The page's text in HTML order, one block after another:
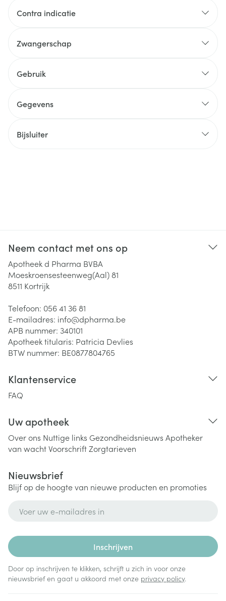
Contra indicatie
Zwangerschap
Gebruik
Gegevens
Bijsluiter
Neem contact met ons op
Apotheek d Pharma BVBA
Moeskroensesteenweg(Aal) 81
8511 Kortrijk
Telefoon: 056 41 36 81
E-mailadres: info@dpharma.be
APB nummer: 340101
Apotheek titularis: Patricia Devlies
BTW nummer: BE0877804765
Klantenservice
FAQ
Uw apotheek
Over ons Nuttige links Gezondheidsnieuws Apotheker
van wachtVoorschriftZorgtarieven
Nieuwsbrief
Blijf op de hoogte van nieuwe producten en promoties
Inschrijven
Door op inschrijven te klikken, schrijft u zich in voor onze
nieuwsbrief en gaat u akkoord met onze privacy policy.